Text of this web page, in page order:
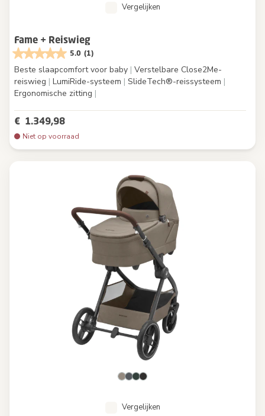
Vergelijken
Fame + Reiswieg
5.0 (1)
Beste slaapcomfort voor baby | Verstelbare Close2Me-
reiswieg | LumiRide-systeem | SlideTech®-reissysteem |
Ergonomische zitting |
€ 1.349,98
Niet op voorraad
Vergelijken